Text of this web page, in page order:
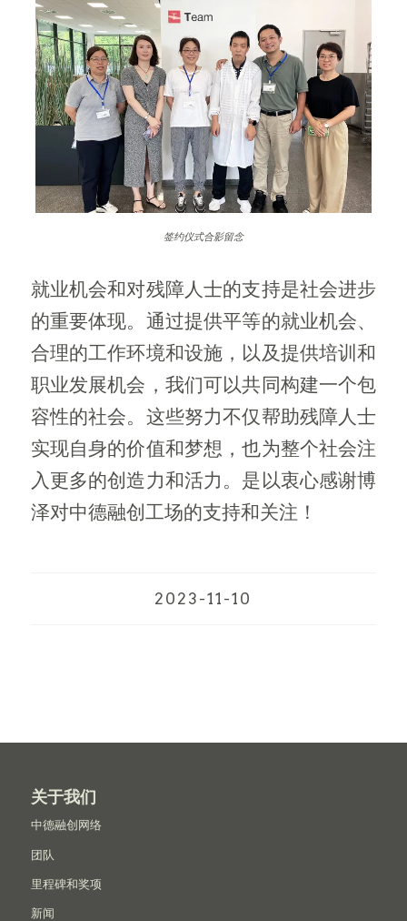
签约仪式合影留念
就业机会和对残障人士的支持是社会进步
的重要体现。通过提供平等的就业机会、
合理的工作环境和设施，以及提供培训和
职业发展机会，我们可以共同构建一个包
容性的社会。这些努力不仅帮助残障人士
实现自身的价值和梦想，也为整个社会注
入更多的创造力和活力。是以衷心感谢博
泽对中德融创工场的支持和关注！
2023-11-10
关于我们
中德融创网络
团队
里程碑和奖项
新闻